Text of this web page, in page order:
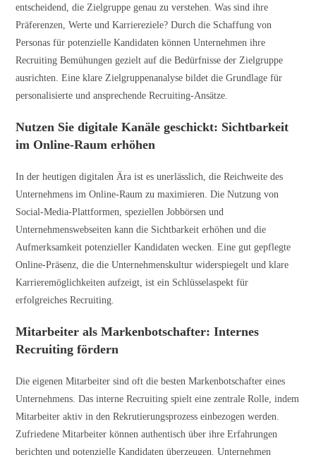
entscheidend, die Zielgruppe genau zu verstehen. Was sind ihre
Präferenzen, Werte und Karriereziele? Durch die Schaffung von
Personas für potenzielle Kandidaten können Unternehmen ihre
Recruiting Bemühungen gezielt auf die Bedürfnisse der Zielgruppe
ausrichten. Eine klare Zielgruppenanalyse bildet die Grundlage für
personalisierte und ansprechende Recruiting-Ansätze.
Nutzen Sie digitale Kanäle geschickt: Sichtbarkeit
im Online-Raum erhöhen
In der heutigen digitalen Ära ist es unerlässlich, die Reichweite des
Unternehmens im Online-Raum zu maximieren. Die Nutzung von
Social-Media-Plattformen, speziellen Jobbörsen und
Unternehmenswebseiten kann die Sichtbarkeit erhöhen und die
Aufmerksamkeit potenzieller Kandidaten wecken. Eine gut gepflegte
Online-Präsenz, die die Unternehmenskultur widerspiegelt und klare
Karrieremöglichkeiten aufzeigt, ist ein Schlüsselaspekt für
erfolgreiches Recruiting.
Mitarbeiter als Markenbotschafter: Internes
Recruiting fördern
Die eigenen Mitarbeiter sind oft die besten Markenbotschafter eines
Unternehmens. Das interne Recruiting spielt eine zentrale Rolle, indem
Mitarbeiter aktiv in den Rekrutierungsprozess einbezogen werden.
Zufriedene Mitarbeiter können authentisch über ihre Erfahrungen
berichten und potenzielle Kandidaten überzeugen. Unternehmen